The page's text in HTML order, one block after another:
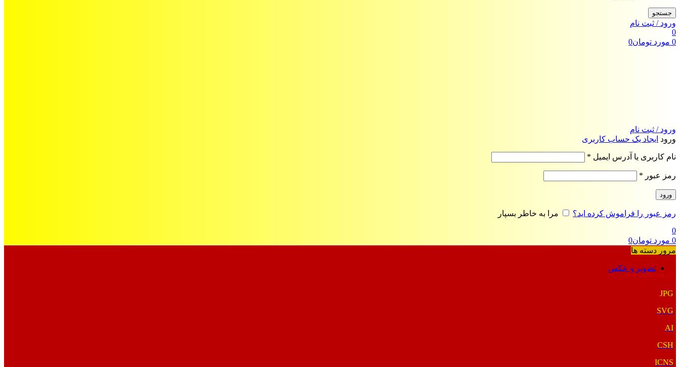
جستجو
ورود / ثبت نام
0
0 مورد تومان0
ورود / ثبت نام
ورود ایجاد یک حساب کاربری
نام کاربری یا آدرس ایمیل *
رمز عبور *
ورود
رمز عبور را فراموش کرده اید؟
مرا به خاطر بسپار
0
0 مورد تومان0
مرور دسته ها
تصویر و عکس
فرمت‌های خاص
JPG
SVG
AI
CSH
ICNS